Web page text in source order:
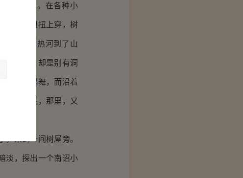
的地盘了。在各种小
石弯弯扭扭上穿，树
头堆里的热河到了山
败残旧，却是别有洞
随音乐起舞，而沿着
吊入谷底，那里，又
来到一间树屋旁。
淡，探出一个南诏小